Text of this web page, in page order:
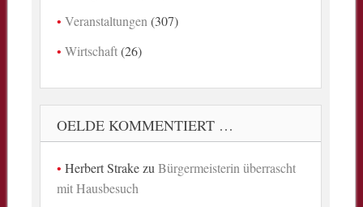
Veranstaltungen (307)
Wirtschaft(26)
OELDE KOMMENTIERT …
Herbert StrakezuBürgermeisterin überrascht
mit Hausbesuch